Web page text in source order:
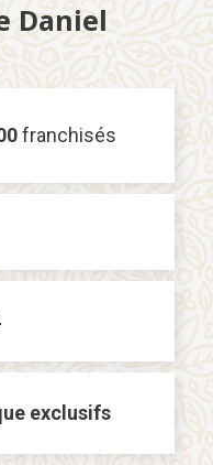
Daniel
franchisés
exclusifs